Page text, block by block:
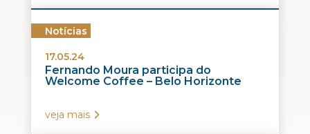
Notícias
17.05.24
Fernando Moura participa do
Welcome Coffee – Belo Horizonte
veja mais